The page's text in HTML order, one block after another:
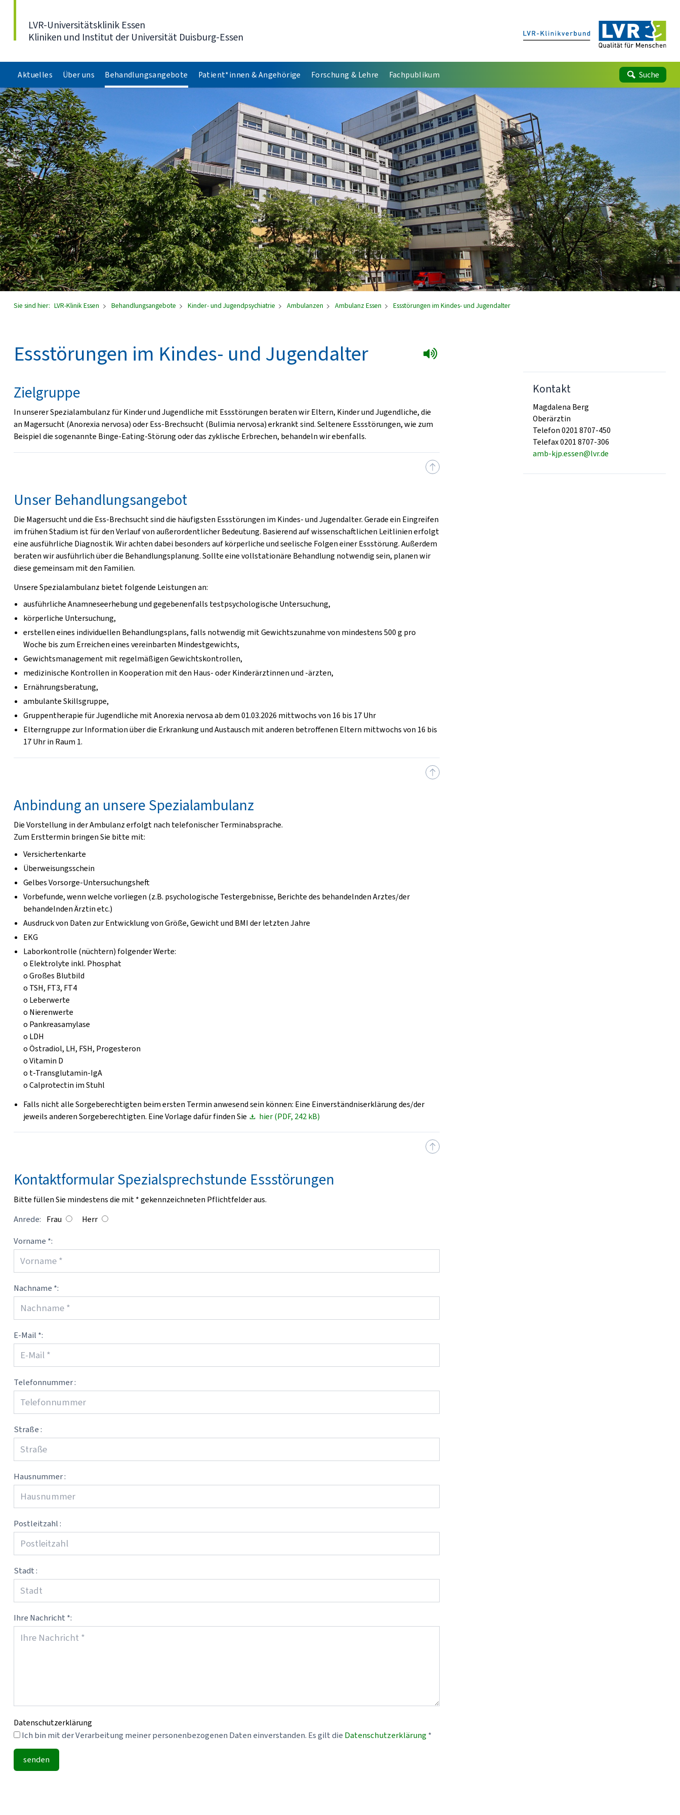
LVR-Universitätsklinik Essen
Kliniken und Institut der Universität Duisburg-Essen
Aktuelles Über uns Behandlungsangebote Patient*innen & Angehörige Forschung & Lehre Fachpublikum Suche
Sie sind hier: LVR-Klinik Essen Behandlungsangebote Kinder- und Jugendpsychiatrie Ambulanzen Ambulanz Essen Essstörungen im Kindes- und Jugendalter
Essstörungen im Kindes- und Jugendalter
Zielgruppe
In unserer Spezialambulanz für Kinder und Jugendliche mit Essstörungen beraten wir Eltern, Kinder und Jugendliche, die
an Magersucht (Anorexia nervosa) oder Ess-Brechsucht (Bulimia nervosa) erkrankt sind. Seltenere Essstörungen, wie zum
Beispiel die sogenannte Binge-Eating-Störung oder das zyklische Erbrechen, behandeln wir ebenfalls.
Unser Behandlungsangebot
Die Magersucht und die Ess-Brechsucht sind die häufigsten Essstörungen im Kindes- und Jugendalter. Gerade ein Eingreifen
im frühen Stadium ist für den Verlauf von außerordentlicher Bedeutung. Basierend auf wissenschaftlichen Leitlinien erfolgt
eine ausführliche Diagnostik. Wir achten dabei besonders auf körperliche und seelische Folgen einer Essstörung. Außerdem
beraten wir ausführlich über die Behandlungsplanung. Sollte eine vollstationäre Behandlung notwendig sein, planen wir
diese gemeinsam mit den Familien.
Unsere Spezialambulanz bietet folgende Leistungen an:
ausführliche Anamneseerhebung und gegebenenfalls testpsychologische Untersuchung,
körperliche Untersuchung,
erstellen eines individuellen Behandlungsplans, falls notwendig mit Gewichtszunahme von mindestens 500 g pro
Woche bis zum Erreichen eines vereinbarten Mindestgewichts,
Gewichtsmanagement mit regelmäßigen Gewichtskontrollen,
medizinische Kontrollen in Kooperation mit den Haus- oder Kinderärztinnen und -ärzten,
Ernährungsberatung,
ambulante Skillsgruppe,
Gruppentherapie für Jugendliche mit Anorexia nervosa ab dem 01.03.2026 mittwochs von 16 bis 17 Uhr
Elterngruppe zur Information über die Erkrankung und Austausch mit anderen betroffenen Eltern mittwochs von 16 bis
17 Uhr in Raum 1.
Anbindung an unsere Spezialambulanz
Die Vorstellung in der Ambulanz erfolgt nach telefonischer Terminabsprache.
Zum Ersttermin bringen Sie bitte mit:
Versichertenkarte
Überweisungsschein
Gelbes Vorsorge-Untersuchungsheft
Vorbefunde, wenn welche vorliegen (z.B. psychologische Testergebnisse, Berichte des behandelnden Arztes/der
behandelnden Ärztin etc.)
Ausdruck von Daten zur Entwicklung von Größe, Gewicht und BMI der letzten Jahre
EKG
Laborkontrolle (nüchtern) folgender Werte:
o Elektrolyte inkl. Phosphat
o Großes Blutbild
o TSH, FT3, FT4
o Leberwerte
o Nierenwerte
o Pankreasamylase
o LDH
o Östradiol, LH, FSH, Progesteron
o Vitamin D
o t-Transglutamin-IgA
o Calprotectin im Stuhl
Falls nicht alle Sorgeberechtigten beim ersten Termin anwesend sein können: Eine Einverständniserklärung des/der
jeweils anderen Sorgeberechtigten. Eine Vorlage dafür finden Sie
hier (PDF, 242 kB)
Kontaktformular Spezialsprechstunde Essstörungen
Bitte füllen Sie mindestens die mit * gekennzeichneten Pflichtfelderaus.
Anrede: Frau Herr
Vorname *:
Nachname *:
E-Mail *:
Telefonnummer :
Straße :
Hausnummer :
Postleitzahl :
Stadt :
Ihre Nachricht *:
Datenschutzerklärung
Ich bin mit der Verarbeitung meiner personenbezogenen Daten einverstanden. Es gilt die Datenschutzerklärung*
senden
Kontakt
Magdalena Berg
Oberärztin
Telefon 0201 8707-450
Telefax 0201 8707-306
amb-kjp.essen@lvr.de